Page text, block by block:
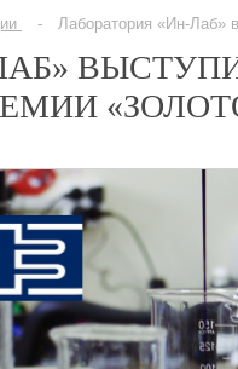
Лаборатория «Ин-Лаб»